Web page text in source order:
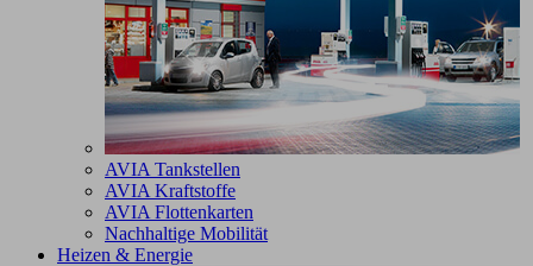
AVIA Tankstellen
AVIA Kraftstoffe
AVIA Flottenkarten
Nachhaltige Mobilität
Heizen & Energie